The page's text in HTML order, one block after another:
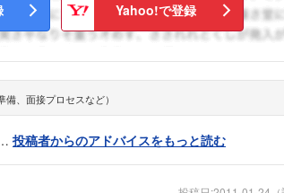
Yahoo!で登録
備、面接プロセスなど）
投稿者からのアドバイスをもっと読む